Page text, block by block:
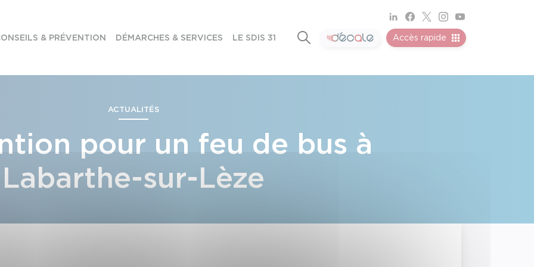
& PRÉVENTION DÉMARCHES & SERVICES LE SDIS 31 Accès rapide
ACTUALITÉS
pour un feu de bus à
Labarthe-sur-Lèze